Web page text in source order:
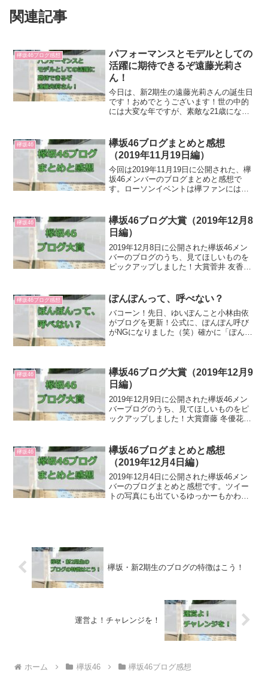
関連記事
欅坂46ブログ感想
パフォーマンスとモデルとしての
活躍に期待できるぞ遠藤光莉さ
ん！
今日は、新2期生の遠藤光莉さんの誕生日
です！おめでとうございます！世の中的
には大変な年ですが、素敵な21歳になる
回だけなので、あまり語れることがない
んですよね（笑）...
欅坂46
欅坂46ブログまとめと感想
（2019年11月19日編）
今回は2019年11月19日に公開された、欅
坂46メンバーのブログまとめと感想で
す。ローソンイベントは欅ファンにはお
んMCなら絶対楽しいですよね（笑）理佐
が頭にあごをの...
欅坂46
欅坂46ブログ大賞（2019年12月8
日編）
2019年12月8日に公開された欅坂46メン
バーのブログのうち、見てほしいものを
ピックアップしました！大賞菅井 友香
ージです。「悔しい気持ちもある」とあ
りますので、...
欅坂46ブログ感想 ぽんぽんって、呼べない？
バコーン！先日、ゆいぽんこと小林由依
がブログを更新！公式に、ぽんぽん呼び
がNGになりました（笑）確かに「ぽんぽ
関係ないのはぺーちゃん...
欅坂46
欅坂46ブログ大賞（2019年12月9
日編）
2019年12月9日に公開された欅坂46メン
バーブログのうち、見てほしいものをピ
ックアップしました！大賞齋藤 冬優花
は大賞にするしかない。ふーちゃんらし
い、素...
欅坂46
欅坂46ブログまとめと感想
（2019年12月4日編）
2019年12月4日に公開された欅坂46メン
バーのブログまとめと感想です。ツイー
トの写真にも出ているゆっかーもかわい
欅坂・新2期生のブログの特徴はこう！
運営よ！チャレンジを！
ホーム 欅坂46 欅坂46ブログ感想